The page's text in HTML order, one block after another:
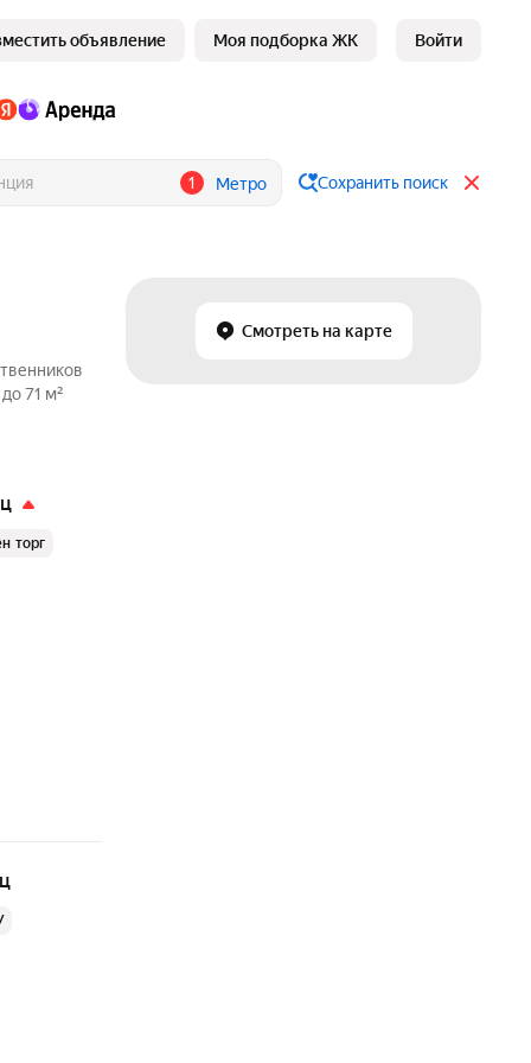
объявление Моя подборка ЖК Войти
1 Метро Сохранить поиск
Смотреть на карте
71 м²
торг